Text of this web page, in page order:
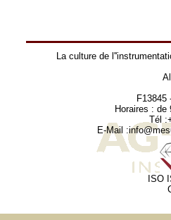
La culture de
F13845
Horaires : de
Tél
E-Mail :
ISO